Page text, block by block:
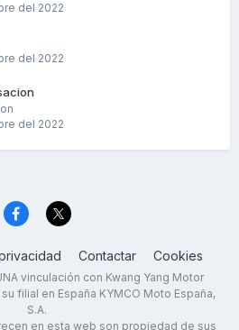
del 2022
del 2022
del 2022
Contactar Cookies
vinculación con Kwang Yang Motor
filial en España KYMCO Moto España,
S.A.
en esta web son propiedad de sus